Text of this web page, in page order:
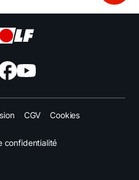
CGV Cookies
confidentialité